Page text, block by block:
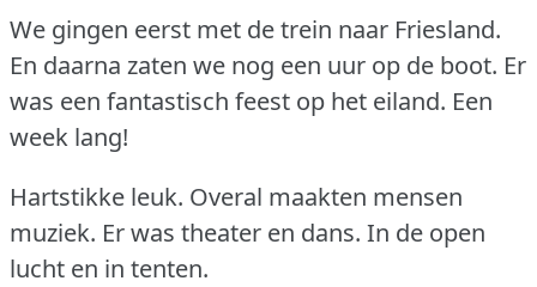
We gingen eerst met de trein naar Friesland.
En daarna zaten we nog een uur op de boot. Er
was een fantastisch feest op het eiland. Een
week lang!
Hartstikke leuk. Overal maakten mensen
muziek. Er was theater en dans. In de open
lucht en in tenten.